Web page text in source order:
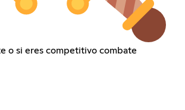
o si eres competitivo combate